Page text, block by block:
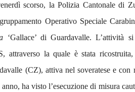
scorso, la Polizia Cantonale di
Operativo Speciale
‘Gallace’ di Guardavalle.L’attività
attraverso la quale è stata
(CZ), attiva nel soveratese e
ha visto l’esecuzione di misura